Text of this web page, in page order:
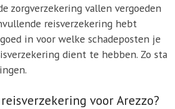
zorgverzekering vallen vergoeden
reisverzekering hebt
in voor welke schadeposten je
dient te hebben. Zo sta
voor Arezzo?